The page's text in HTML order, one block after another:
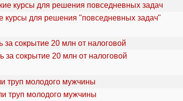
курсы для решения "повседневных задач"
за сокрытие 20 млн от налоговой
труп молодого мужчины